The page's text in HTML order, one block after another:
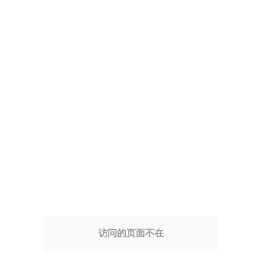
访问的页面不在